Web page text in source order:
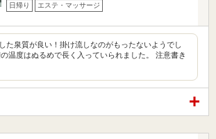
日帰り エステ・マッサージ
た泉質が良い！掛け流しなのがもったないようでし
温度はぬるめで長く入っていられました。 注意書き